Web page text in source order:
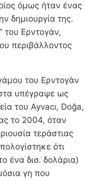
όμως ήταν ένας
δημιουργία της.
του Ερντογάν,
περιβάλλοντος
του Ερντογάν
υπέγραψε ως
του Ayvacı, Doğa,
το 2004, όταν
τεράστιας
ότι
ένα δισ. δολάρια)
γη που